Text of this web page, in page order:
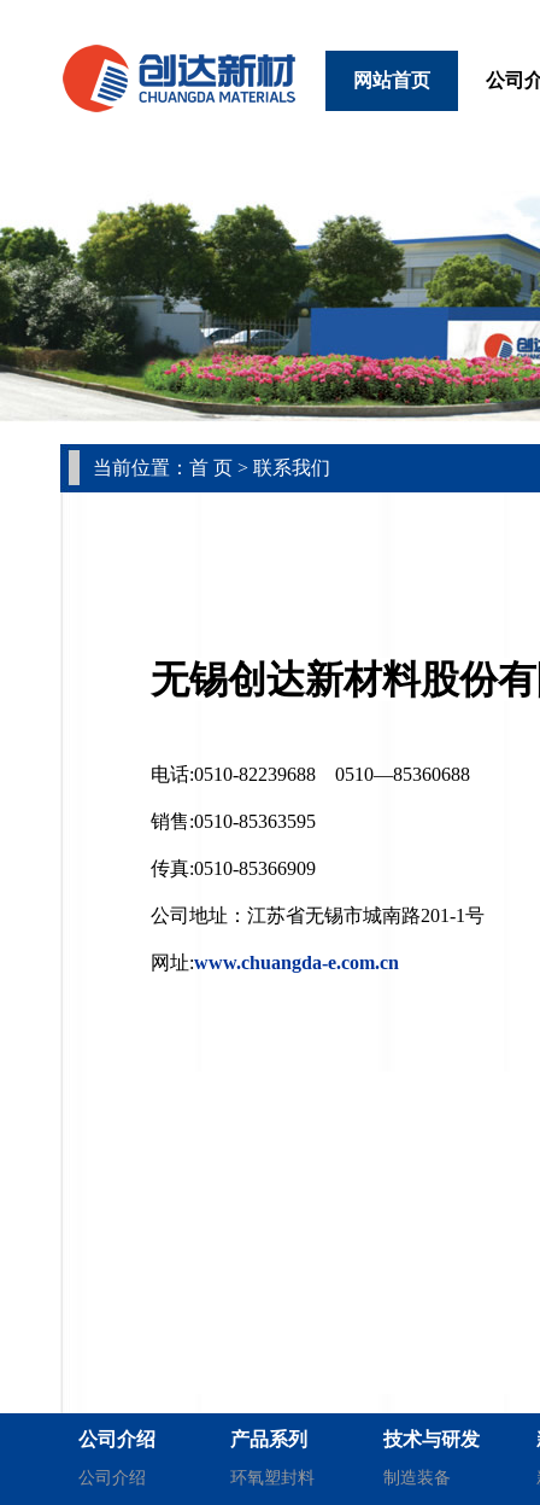
网站首页 公司
当前位置：首 页 > 联系我们
无锡创达新材料股份
电话:0510-82239688 0510—85360688
销售:0510-85363595
传真:0510-85366909
公司地址：江苏省无锡市城南路201-1号
网址:www.chuangda-e.com.cn
公司介绍
公司介绍
产品系列
环氧塑封料
技术与研发
制造装备